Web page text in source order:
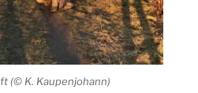
(© K. Kaupenjohann)